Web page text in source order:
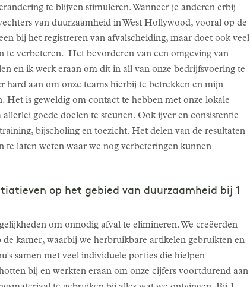
te blijven stimuleren. Wanneer je anderen erbij
van duurzaamheid in West Hollywood, vooral op de
bij het registreren van afvalscheiding, maar doet ook veel
te verbeteren. Het bevorderen van een omgeving van
en ik werk eraan om dit in all van onze bedrijfsvoering te
aan om onze teams hierbij te betrekken en mijn
Het is geweldig om contact te hebben met onze lokale
goede doelen te steunen. Ook ijver en consistentie
bijscholing en toezicht. Het delen van de resultaten
te laten weten waar we nog verbeteringen kunnen
op het gebied van duurzaamheid bij 1
om onnodig afval te elimineren. We creëerden
kamer, waarbij we herbruikbare artikelen gebruikten en
samen met veel individuele porties die hielpen
bij en werkten eraan om onze cijfers voortdurend aan